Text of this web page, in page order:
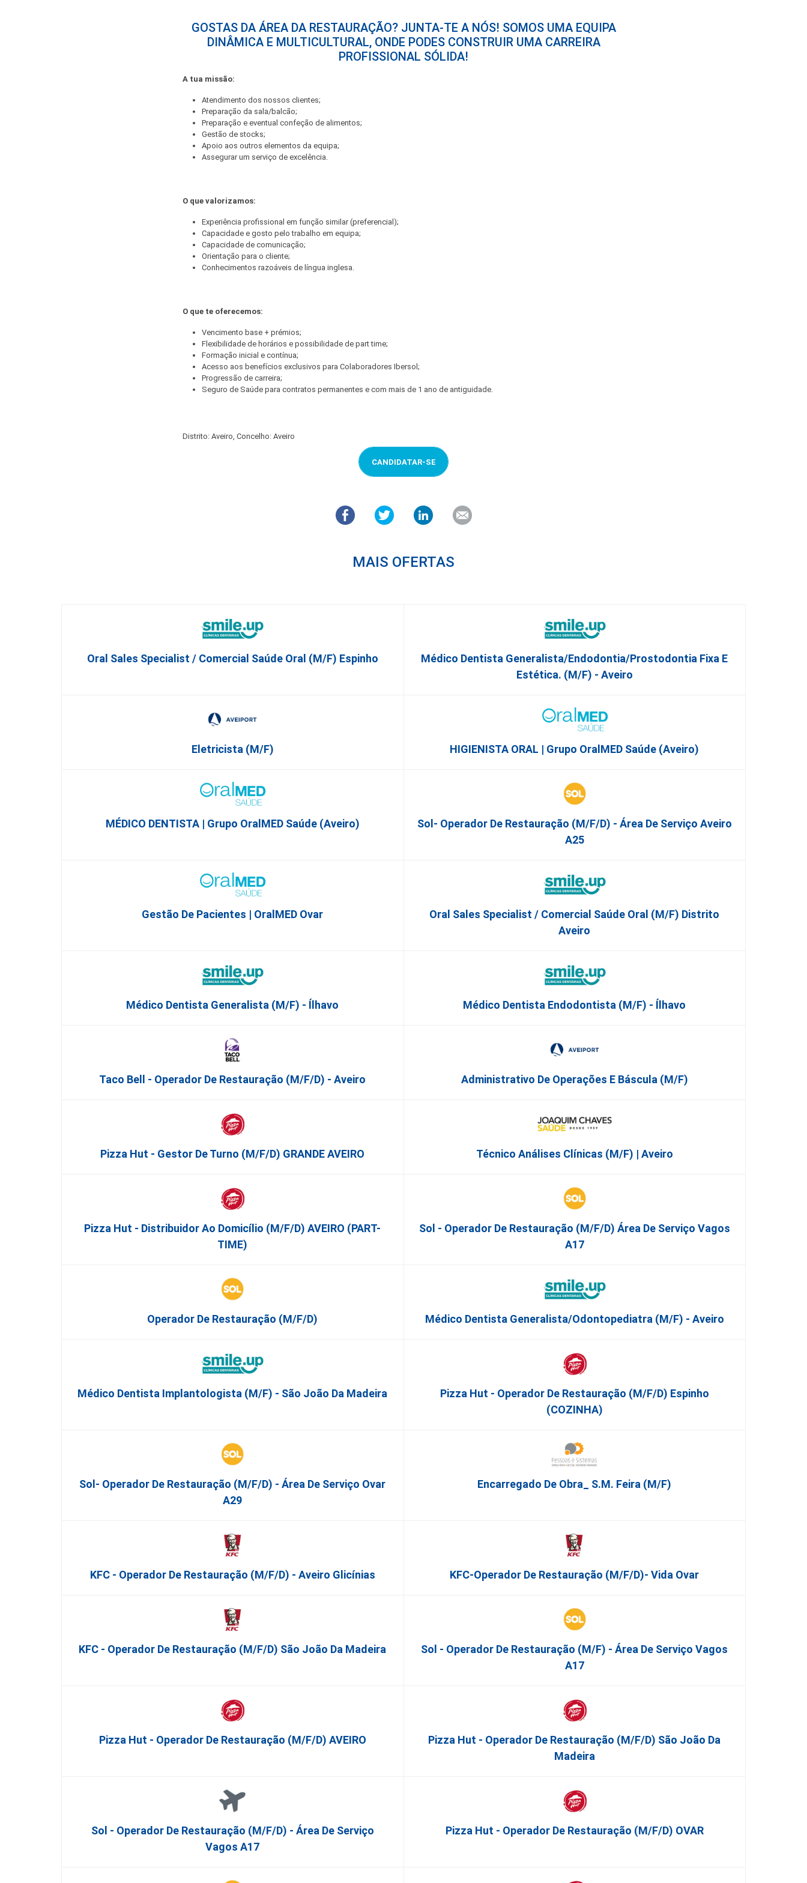
GOSTAS DA ÁREA DA RESTAURAÇÃO? JUNTA-TE A NÓS! SOMOS UMA EQUIPA
DINÂMICA E MULTICULTURAL, ONDE PODES CONSTRUIR UMA CARREIRA
PROFISSIONAL SÓLIDA!
A tua missão:
Atendimento dos nossos clientes;
Preparação da sala/balcão;
Preparação e eventual confeção de alimentos;
Gestão de stocks;
Apoio aos outros elementos da equipa;
Assegurar um serviço de excelência.
O que valorizamos:
Experiência profissional em função similar (preferencial);
Capacidade e gosto pelo trabalho em equipa;
Capacidade de comunicação;
Orientação para o cliente;
Conhecimentos razoáveis de língua inglesa.
O que te oferecemos:
Vencimento base + prémios;
Flexibilidade de horários e possibilidade de part time;
Formação inicial e contínua;
Acesso aos benefícios exclusivos para Colaboradores Ibersol;
Progressão de carreira;
Seguro de Saúde para contratos permanentes e com mais de 1 ano de antiguidade.
Distrito: Aveiro, Concelho: Aveiro
CANDIDATAR-SE
MAIS OFERTAS
Oral Sales Specialist / Comercial Saúde Oral (M/F) Espinho
Médico Dentista Generalista/Endodontia/Prostodontia Fixa E
Estética. (M/F) - Aveiro
Eletricista (m/f) HIGIENISTA ORAL | Grupo OralMED Saúde (Aveiro)
MÉDICO DENTISTA | Grupo OralMED Saúde (Aveiro)
Sol- Operador De Restauração (m/f/d) - Área De Serviço Aveiro
A25
Gestão De Pacientes | OralMED Ovar
Oral Sales Specialist / Comercial Saúde Oral (M/F) Distrito
Aveiro
Médico Dentista Generalista (M/F) - Ílhavo Médico Dentista Endodontista (M/F) - Ílhavo
Taco Bell - Operador De Restauração (m/f/d) - Aveiro Administrativo De Operações E Báscula (m/f)
Pizza Hut - Gestor De Turno (m/f/d) GRANDE AVEIRO Técnico Análises Clínicas (M/F) | Aveiro
Pizza Hut - Distribuidor Ao Domicílio (m/f/d) AVEIRO (PART-
TIME)
Sol - Operador De Restauração (m/f/d) Área De Serviço Vagos
A17
Operador De Restauração (m/f/d) Médico Dentista Generalista/Odontopediatra (M/F) - Aveiro
Médico Dentista Implantologista (M/F) - São João Da Madeira
Pizza Hut - Operador De Restauração (m/f/d) Espinho
(COZINHA)
Sol- Operador De Restauração (m/f/d) - Área De Serviço Ovar
A29
Encarregado De Obra_ S.M. Feira (m/f)
KFC - Operador De Restauração (m/f/d) - Aveiro Glicínias KFC-Operador De Restauração (m/f/d)- Vida Ovar
KFC - Operador De Restauração (m/f/d) São João Da Madeira
Sol - Operador De Restauração (m/f) - Área De Serviço Vagos
A17
Pizza Hut - Operador De Restauração (m/f/d) AVEIRO
Pizza Hut - Operador De Restauração (m/f/d) São João Da
Madeira
Sol - Operador De Restauração (m/f/d) - Área De Serviço
Vagos A17
Pizza Hut - Operador De Restauração (m/f/d) OVAR